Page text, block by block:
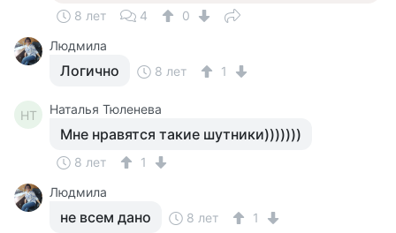
8 лет 4
0
Людмила
Логично 8 лет 1
НТ Наталья Тюленева
Мне нравятся такие шутники)))))))
8 лет
1
Людмила
не всем дано 8 лет 1